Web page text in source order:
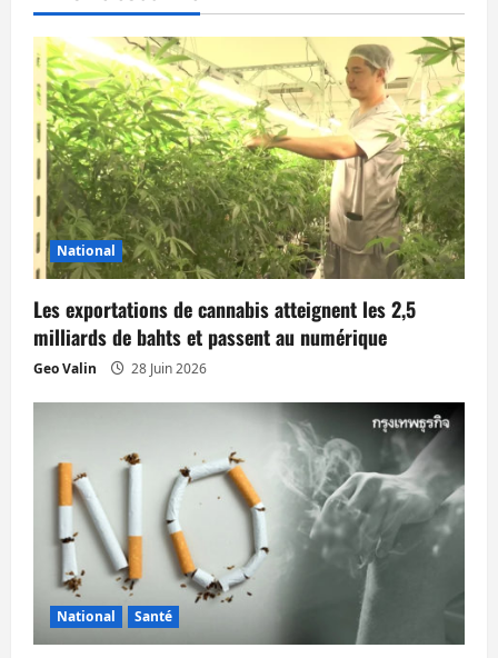
i
o
n
d
’
a
r
t
National
Les exportations de cannabis atteignent les 2,5
milliards de bahts et passent au numérique
Geo Valin 28 Juin 2026
National Santé